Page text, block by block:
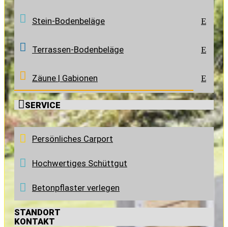
Stein-Bodenbeläge E
Terrassen-Bodenbeläge E
Zäune | Gabionen E
SERVICE
Persönliches Carport
Hochwertiges Schüttgut
Betonpflaster verlegen
STANDORT
KONTAKT